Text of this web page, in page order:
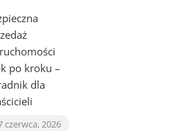
po kroku –
dla
czerwca, 2026